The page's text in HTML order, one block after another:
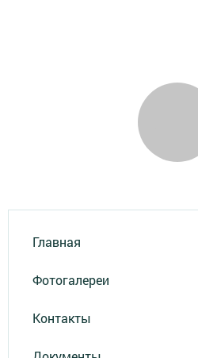
Главная
Фотогалереи
Контакты